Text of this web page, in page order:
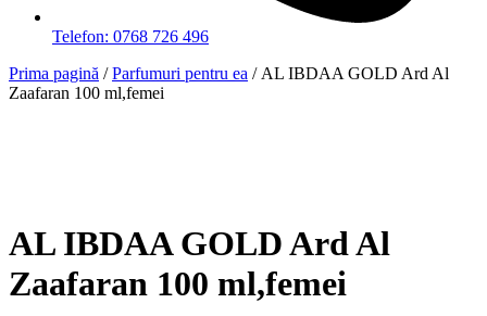
Telefon: 0768 726 496
Prima pagină /Parfumuri pentru ea / AL IBDAA GOLD Ard Al
Zaafaran 100 ml,femei
AL IBDAA GOLD Ard Al
Zaafaran 100 ml,femei